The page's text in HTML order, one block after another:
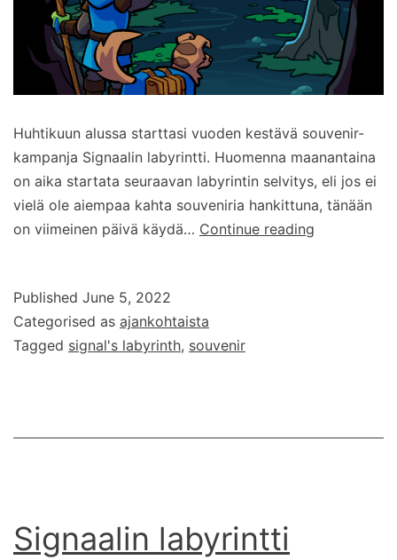
Huhtikuun alussa starttasi vuoden kestävä souvenir-
kampanja Signaalin labyrintti. Huomenna maanantaina
on aika startata seuraavan labyrintin selvitys, eli jos ei
vielä ole aiempaa kahta souveniria hankittuna, tänään
on viimeinen päivä käydä… Continue reading
Published June 5, 2022
Categorised as ajankohtaista
Tagged signal's labyrinth, souvenir
Signaalin labyrintti